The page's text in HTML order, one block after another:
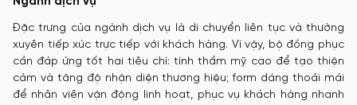
Đặc trưng của ngành dịch vụ là di chuyển liên tục và thường
xuyên tiếp xúc trực tiếp với khách hàng. Vì vậy, bộ đồng phục
cần đáp ứng tốt hai tiêu chí: tính thẩm mỹ cao để tạo thiện
cảm và tăng độ nhận diện thương hiệu; form dáng thoải mái
để nhân viên vận động linh hoạt, phục vụ khách hàng nhanh